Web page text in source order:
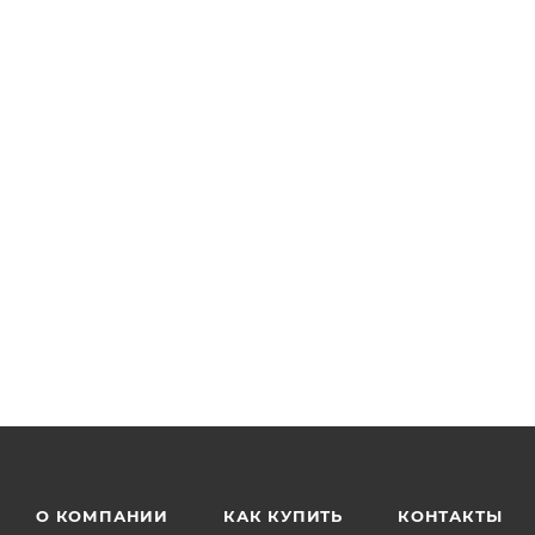
О КОМПАНИИ КАК КУПИТЬ КОНТАКТЫ